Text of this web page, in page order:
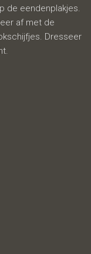
de eendenplakjes.
af met de
Dresseer